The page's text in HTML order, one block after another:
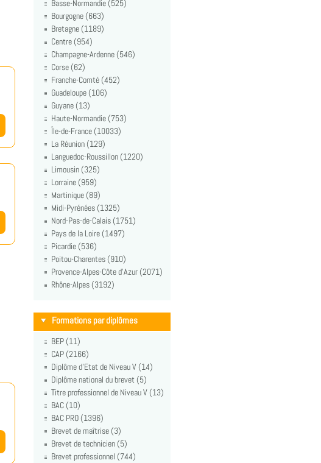
Basse-Normandie (525)
Bourgogne (663)
Bretagne (1189)
Centre (954)
Champagne-Ardenne (546)
Corse (62)
Franche-Comté (452)
Guadeloupe (106)
Guyane (13)
Haute-Normandie (753)
Île-de-France (10033)
La Réunion (129)
Languedoc-Roussillon (1220)
Limousin (325)
Lorraine (959)
Martinique (89)
Midi-Pyrénées (1325)
Nord-Pas-de-Calais (1751)
Pays de la Loire (1497)
Picardie (536)
Poitou-Charentes (910)
Provence-Alpes-Côte d'Azur (2071)
Rhône-Alpes (3192)
Formations par diplômes
BEP (11)
CAP (2166)
Diplôme d'Etat de Niveau V (14)
Diplôme national du brevet (5)
Titre professionnel de Niveau V (13)
BAC (10)
BAC PRO (1396)
Brevet de maîtrise (3)
Brevet de technicien (5)
Brevet professionnel (744)